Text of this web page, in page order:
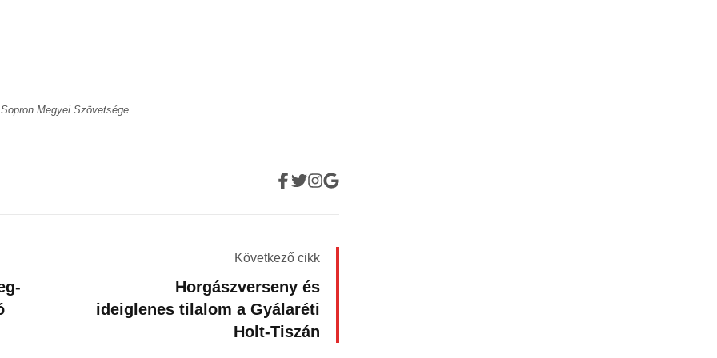
Megyei Szövetsége
Következő cikk
Horgászverseny és
ideiglenes tilalom a Gyálaréti
Holt-Tiszán